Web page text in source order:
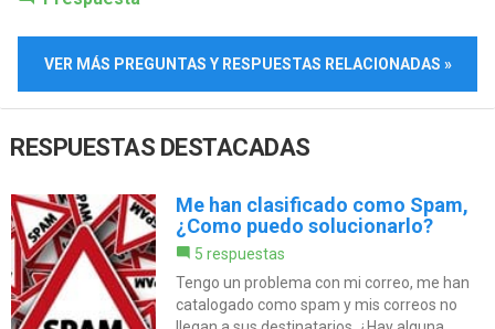
VER MÁS PREGUNTAS Y RESPUESTAS RELACIONADAS »
RESPUESTAS DESTACADAS
Me han clasificado como Spam,
¿Como puedo solucionarlo?
5 respuestas
Tengo un problema con mi correo, me han
catalogado como spam y mis correos no